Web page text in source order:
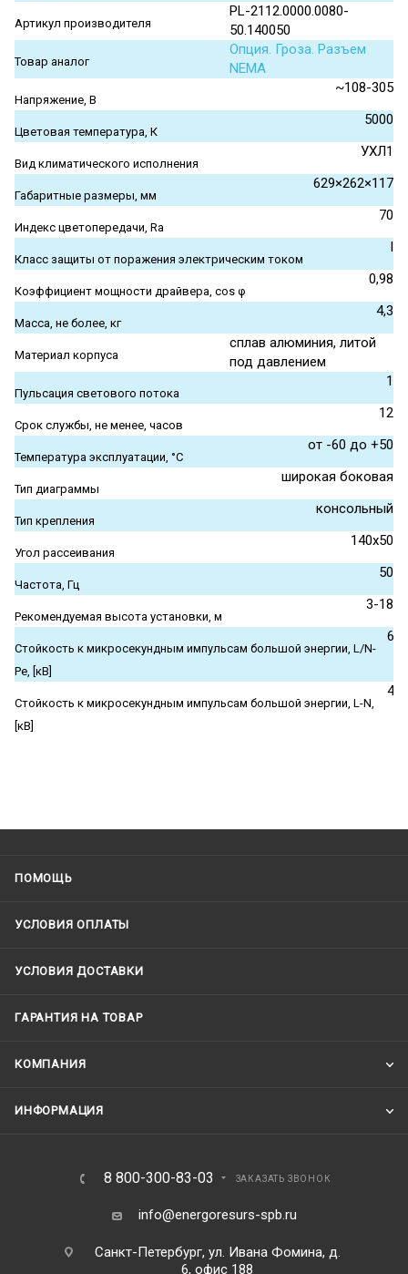
Артикул производителя
PL-2112.0000.0080-
50.140050
Товар аналог
Опция. Гроза. Разъем
NEMA
Напряжение, В
~108-305
Цветовая температура, К
5000
Вид климатического исполнения
УХЛ1
Габаритные размеры, мм
629×262×117
Индекс цветопередачи, Ra
70
Класс защиты от поражения электрическим током
I
Коэффициент мощности драйвера, cos φ
0,98
Масса, не более, кг
4,3
Материал корпуса
сплав алюминия, литой
под давлением
Пульсация светового потока
1
Срок службы, не менее, часов
12
Температура эксплуатации, °С
от -60 до +50
Тип диаграммы
широкая боковая
Тип крепления
консольный
Угол рассеивания
140x50
Частота, Гц
50
Рекомендуемая высота установки, м
3-18
Стойкость к микросекундным импульсам большой энергии, L/N-
Pe, [кВ]
6
Стойкость к микросекундным импульсам большой энергии, L-N,
[кВ]
4
ПОМОЩЬ
УСЛОВИЯ ОПЛАТЫ
УСЛОВИЯ ДОСТАВКИ
ГАРАНТИЯ НА ТОВАР
КОМПАНИЯ
ИНФОРМАЦИЯ
8 800-300-83-03 ЗАКАЗАТЬ ЗВОНОК
info@energoresurs-spb.ru
Санкт-Петербург, ул. Ивана Фомина, д.
6, офис 188